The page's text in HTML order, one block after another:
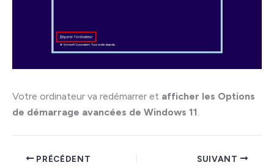
Votre ordinateur va redémarrer et afficher les Options
de démarrage avancées de Windows 11.
PRÉCÉDENT SUIVANT